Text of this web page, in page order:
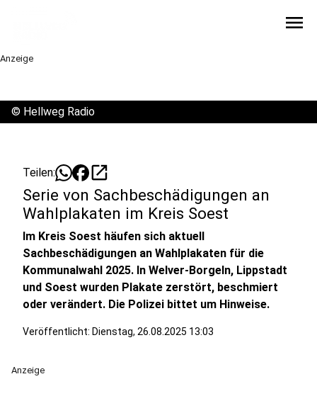
menu
Anzeige
© Hellweg Radio
Teilen: open_in_new
Serie von Sachbeschädigungen an
Wahlplakaten im Kreis Soest
Im Kreis Soest häufen sich aktuell
Sachbeschädigungen an Wahlplakaten für die
Kommunalwahl 2025. In Welver-Borgeln, Lippstadt
und Soest wurden Plakate zerstört, beschmiert
oder verändert. Die Polizei bittet um Hinweise.
Veröffentlicht: Dienstag, 26.08.2025 13:03
Anzeige